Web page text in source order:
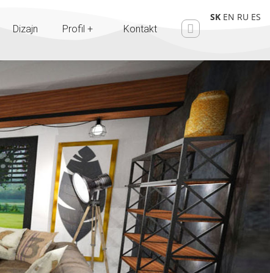
Dizajn Profil + Kontakt
SK EN RU ES